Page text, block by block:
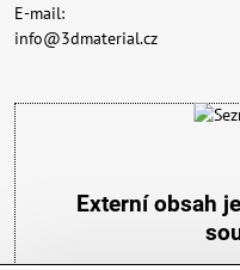
E-mail:
info@3dmaterial.cz
Externí obsah